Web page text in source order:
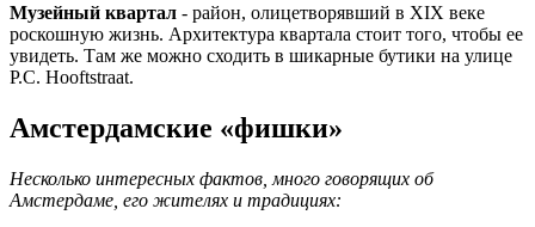
Музейный квартал - район, олицетворявший в XIX веке
роскошную жизнь. Архитектура квартала стоит того, чтобы ее
увидеть. Там же можно сходить в шикарные бутики на улице
P.C. Hooftstraat.
Амстердамские «фишки»
Несколько интересных фактов, много говорящих об
Амстердаме, его жителях и традициях: